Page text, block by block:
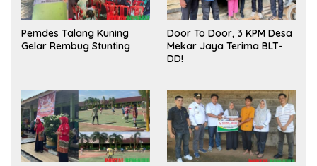
Pemdes Talang Kuning
Gelar Rembug Stunting
Door To Door, 3 KPM Desa
Mekar Jaya Terima BLT-
DD!